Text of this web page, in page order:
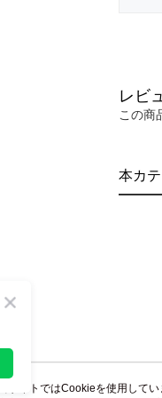
レビ
この商
本カ
当サイトではCookieを使用して